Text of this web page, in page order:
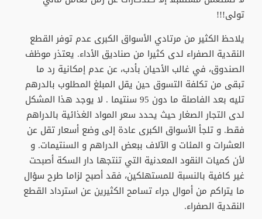
تولى!!!
يلاحظ الكثير من مرتادي الأسواق الكبرى عدم توفر القطع
النقدية الصفراء لدى كثيرا من صناديق الأداء. يعتذر موظف
الصندوق، في غالب الأحيان بأدب، عن عدم إمكانية رد ما
تبقى من تكلفة التسوق حين يقل المبلغ المطلوب بالدرهم
تليه بعد الفاصلة ما دون 95 سنتيما . لا يوجد هذا المشكل
لدى التجار الصغار حيث يحدد سعر المواد الغذائية بالدراهم
فقط. و تلجأ الأسواق الكبرى عادة إلى وضع أسعار تقل عن
العشرات و المئات و الآلاف ببعض الدراهم و السنتيمات. و
لأن كميات النقود المعدنية التي تنتجها دار السكة أصبحت
غير كافية بالنسبة للمستهلكين، فقد أصبح لزاما طرح سؤال
ما يتراكم من أموال جراء تسامح الكثيرين عن استرداد القطع
النقدية الصفراء.